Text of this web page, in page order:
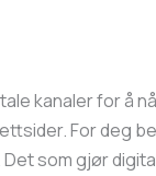
kanaler for å
For deg
som gjør